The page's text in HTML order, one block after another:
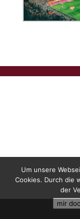
Um unsere
Cookies. Durch die
der
mir